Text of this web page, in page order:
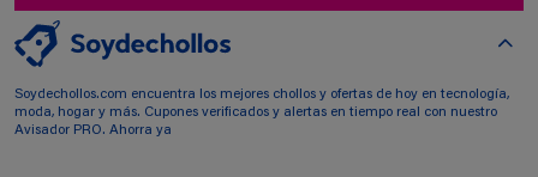
Soydechollos.com encuentra los mejores chollos y ofertas de hoy en tecnología,
moda, hogar y más. Cupones verificados y alertas en tiempo real con nuestro
Avisador PRO. Ahorra ya